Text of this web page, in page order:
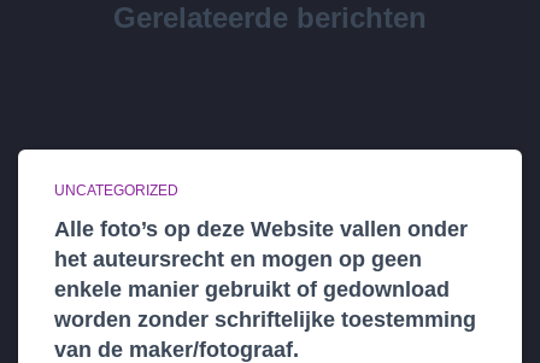
Gerelateerde berichten
UNCATEGORIZED
Alle foto’s op deze Website vallen onder
het auteursrecht en mogen op geen
enkele manier gebruikt of gedownload
worden zonder schriftelijke toestemming
van de maker/fotograaf.